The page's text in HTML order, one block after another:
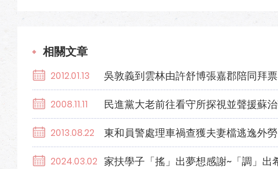
相關文章
2012.01.13 吳敦義到雲林由許舒博張嘉郡陪同拜票
2008.11.11 民進黨大老前往看守所探視並聲援蘇
2013.08.22 東和員警處理車禍查獲夫妻檔逃逸外勞
2024.03.02 家扶學子「搖」出夢想感謝~「調」出